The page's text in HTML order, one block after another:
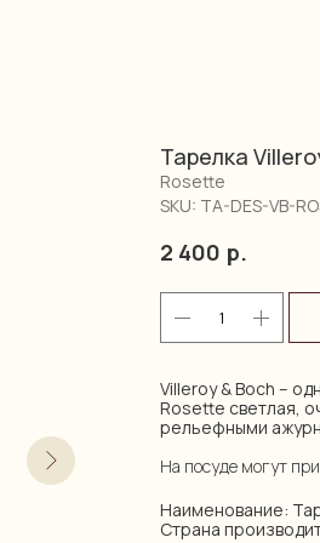
Тарелка
Rosette
SKU: TA-DES-VB-
2 400 р.
Villeroy & Boch –
Rosette светлая,
рельефными
На посуде могут
Наименование:
Страна